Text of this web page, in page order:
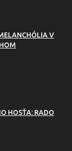
V
HOSŤA: RADO